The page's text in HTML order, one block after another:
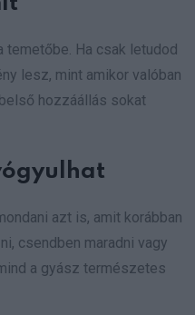
temetőbe. Ha csak letudod
lesz, mint amikor valóban
hozzáállás sokat
azt is, amit korábban
csendben maradni vagy
a gyász természetes